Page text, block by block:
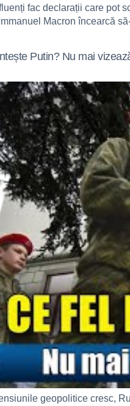
fac declarații care pot
Macron încearcă
Putin? Nu mai
geopolitice cresc,